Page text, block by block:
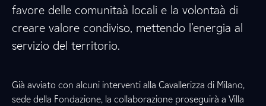
favore delle comunitaà locali e la volontaà di
creare valore condiviso, mettendo l’energia al
servizio del territorio.
Già avviato con alcuni interventi alla Cavallerizza di Milano,
sede della Fondazione, la collaborazione proseguirà a Villa